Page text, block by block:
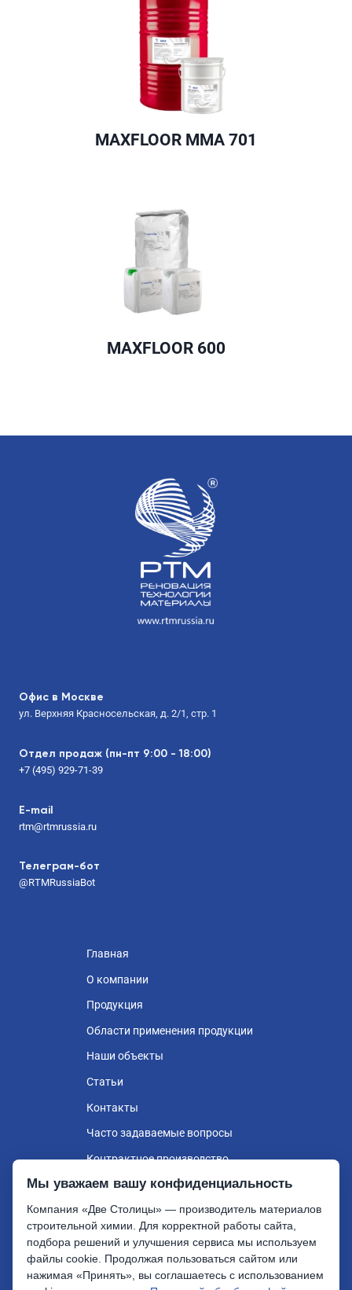
MAXFLOOR MMA 701
MAXFLOOR 600
Офис в Москве
ул. Верхняя Красносельская, д. 2/1, стр. 1
Отдел продаж (пн-пт 9:00 - 18:00)
+7 (495) 929-71-39
E-mail
rtm@rtmrussia.ru
Телеграм-бот
@RTMRussiaBot
Главная
О компании
Продукция
Области применения продукции
Наши объекты
Статьи
Контакты
Часто задаваемые вопросы
Контрактное производство
Розница
Две Столицы ©, 2026
Политика конфиденциальности
Мы уважаем вашу конфиденциальность
Компания «Две Столицы» — производитель материалов
строительной химии. Для корректной работы сайта,
подбора решений и улучшения сервиса мы используем
файлы cookie. Продолжая пользоваться сайтом или
нажимая «Принять», вы соглашаетесь с использованием